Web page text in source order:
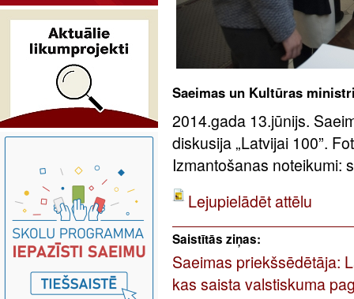
Saeimas un Kultūras
2014.gada 13.jūnijs.
diskusija „Latvijai 100”.
Izmantošanas noteikumi:
Lejupielādēt attēlu
Saistītās ziņas:
Saeimas priekšsēdētāja:
kas saista valstiskuma